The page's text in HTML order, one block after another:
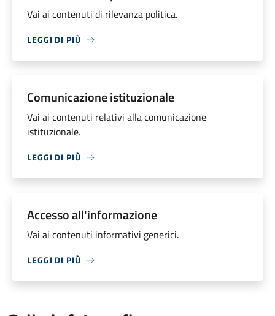
Vai ai contenuti di rilevanza politica.
LEGGI DI PIÙ
Comunicazione istituzionale
Vai ai contenuti relativi alla comunicazione
istituzionale.
LEGGI DI PIÙ
Accesso all'informazione
Vai ai contenuti informativi generici.
LEGGI DI PIÙ